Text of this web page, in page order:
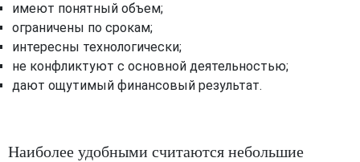
имеют понятный объем;
ограничены по срокам;
интересны технологически;
не конфликтуют с основной деятельностью;
дают ощутимый финансовый результат.
Наиболее удобными считаются небольшие